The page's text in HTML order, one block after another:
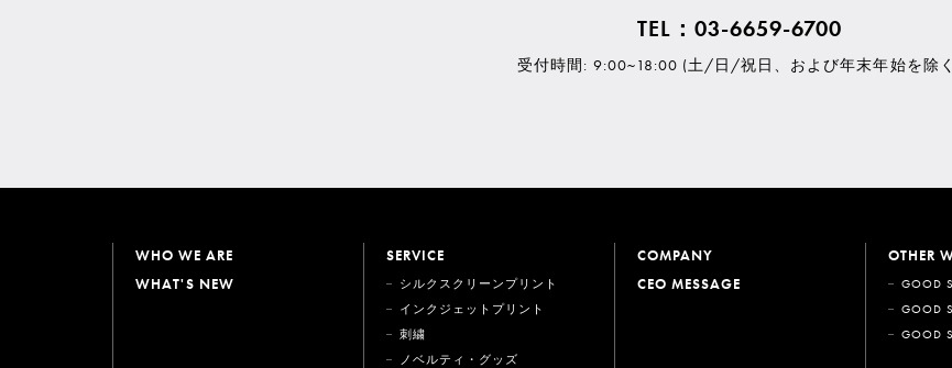
TEL：03-6659-6700
受付時間: 9:00~18:00 (土/日/祝日、および年末年始を除
WHO WE ARE
WHAT'S NEW
SERVICE
シルクスクリーンプリント
インクジェットプリント
刺繍
ノベルティ・グッズ
COMPANY
CEO MESSAGE
OTHER
GOOD
GOOD
GOOD